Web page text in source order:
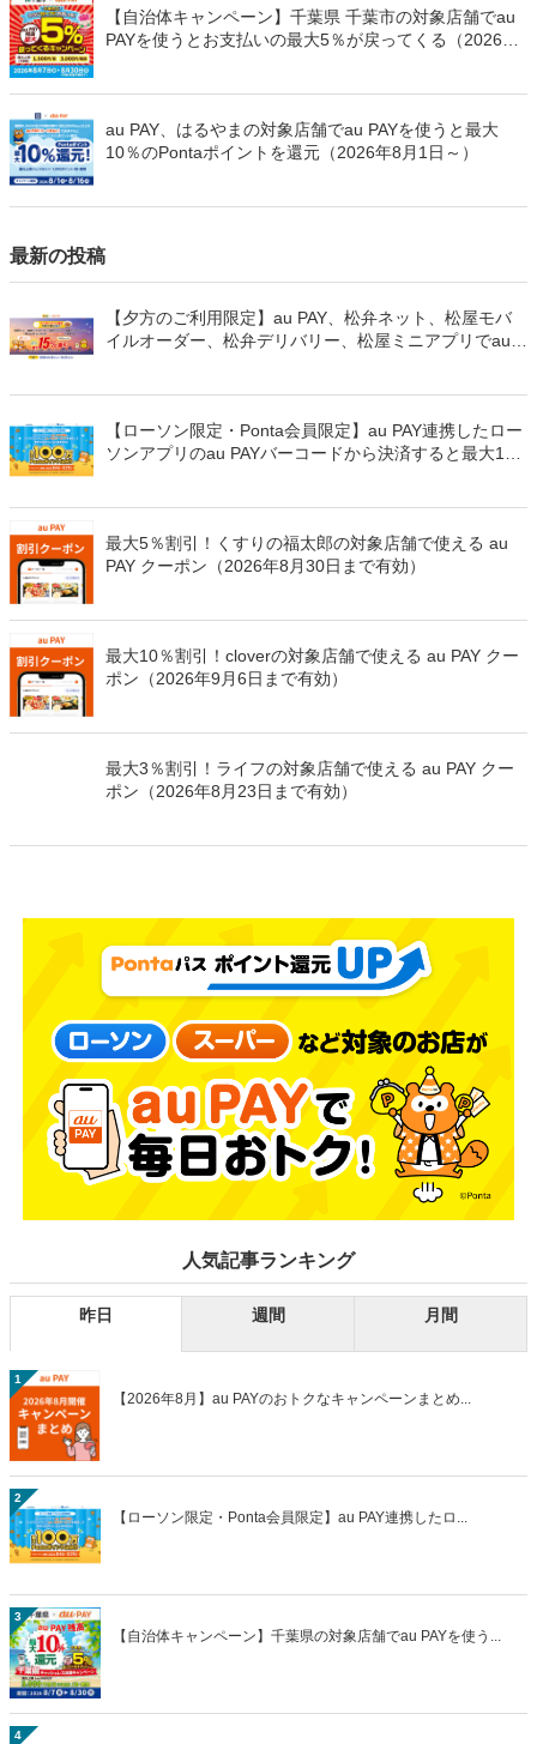
【自治体キャンペーン】千葉県 千葉市の対象店舗でau
PAYを使うとお支払いの最大5％が戻ってくる（2026年
au PAY、はるやまの対象店舗でau PAYを使うと最大
10％のPontaポイントを還元（2026年8月1日～）
最新の投稿
【夕方のご利用限定】au PAY、松弁ネット、松屋モバ
イルオーダー、松弁デリバリー、松屋ミニアプリでau
【ローソン限定・Ponta会員限定】au PAY連携したロー
ソンアプリのau PAYバーコードから決済すると最大100
最大5％割引！くすりの福太郎の対象店舗で使える au
PAY クーポン（2026年8月30日まで有効）
最大10％割引！cloverの対象店舗で使える au PAY クー
ポン（2026年9月6日まで有効）
最大3％割引！ライフの対象店舗で使える au PAY クー
ポン（2026年8月23日まで有効）
人気記事ランキング
昨日 週間 月間
1
【2026年8月】au PAYのおトクなキャンペーンまとめ...
2
【ローソン限定・Ponta会員限定】au PAY連携したロ...
3
【自治体キャンペーン】千葉県の対象店舗でau PAYを使う...
4